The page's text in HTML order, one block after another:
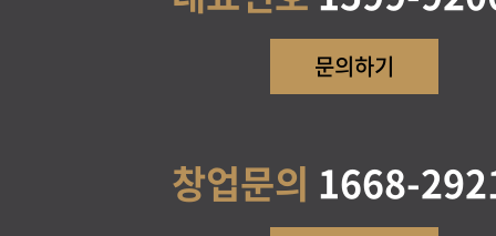
문의하기
창업문의 1668-